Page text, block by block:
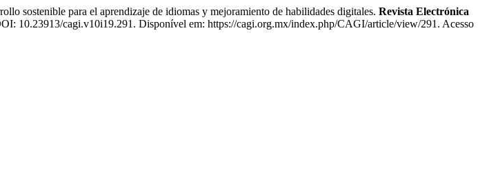
para el aprendizaje de idiomas y mejoramiento de habilidades digitales. Revista Electrónica
10.23913/cagi.v10i19.291. Disponível em: https://cagi.org.mx/index.php/CAGI/article/view/291. Acesso